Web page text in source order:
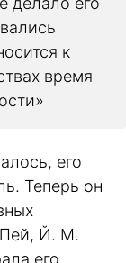
к
время
его
Теперь он
Пей, Й. М.
его